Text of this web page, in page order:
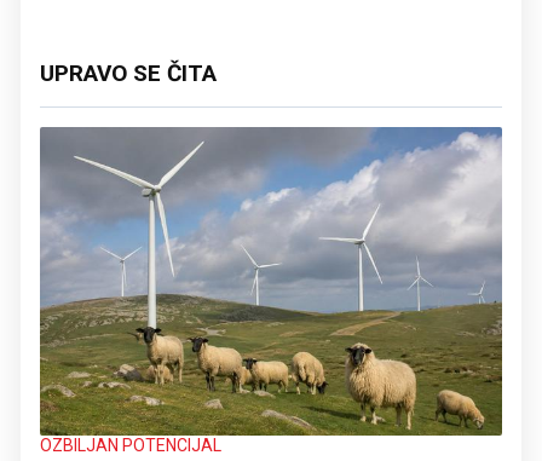
UPRAVO SE ČITA
OZBILJAN POTENCIJAL